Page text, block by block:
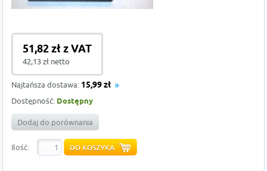
51,82 zł z VAT
42,13 zł netto
Najtańsza dostawa: 15,99 zł
Dostępność: Dostępny
Dodaj do porównania
Ilość: